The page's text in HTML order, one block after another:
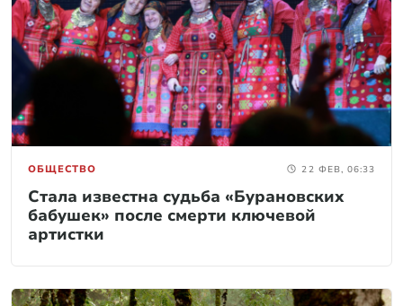
ОБЩЕСТВО 22 ФЕВ, 06:33
Стала известна судьба «Бурановских
бабушек» после смерти ключевой
артистки